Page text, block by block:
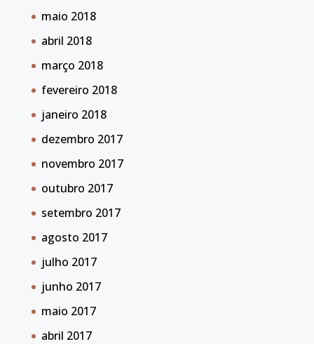
maio 2018
abril 2018
março 2018
fevereiro 2018
janeiro 2018
dezembro 2017
novembro 2017
outubro 2017
setembro 2017
agosto 2017
julho 2017
junho 2017
maio 2017
abril 2017